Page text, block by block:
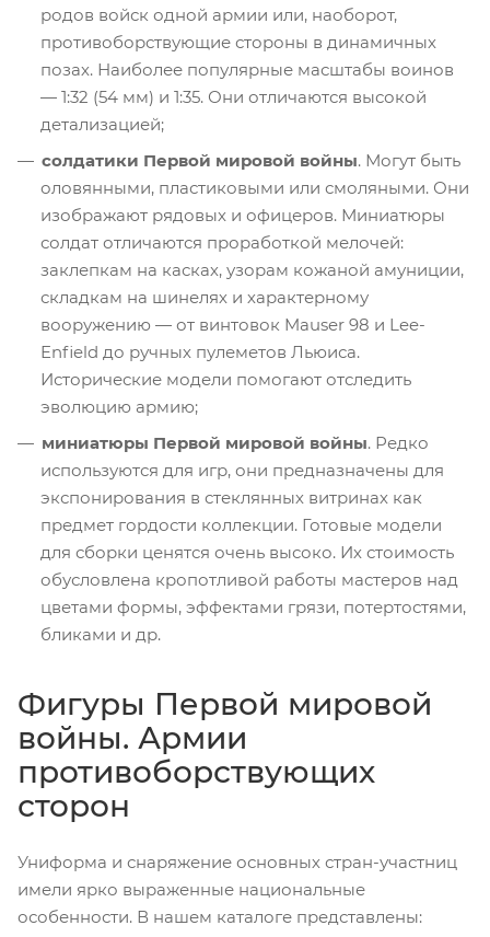
родов войск одной армии или, наоборот,
противоборствующие стороны в динамичных
позах. Наиболее популярные масштабы воинов
— 1:32 (54 мм) и 1:35. Они отличаются высокой
детализацией;
солдатики Первой мировой войны. Могут быть
оловянными, пластиковыми или смоляными. Они
изображают рядовых и офицеров. Миниатюры
солдат отличаются проработкой мелочей:
заклепкам на касках, узорам кожаной амуниции,
складкам на шинелях и характерному
вооружению — от винтовок Mauser 98 и Lee-
Enfield до ручных пулеметов Льюиса.
Исторические модели помогают отследить
эволюцию армию;
миниатюры Первой мировой войны. Редко
используются для игр, они предназначены для
экспонирования в стеклянных витринах как
предмет гордости коллекции. Готовые модели
для сборки ценятся очень высоко. Их стоимость
обусловлена кропотливой работы мастеров над
цветами формы, эффектами грязи, потертостями,
бликами и др.
Фигуры Первой мировой
войны. Армии
противоборствующих
сторон
Униформа и снаряжение основных стран-участниц
имели ярко выраженные национальные
особенности. В нашем каталоге представлены: